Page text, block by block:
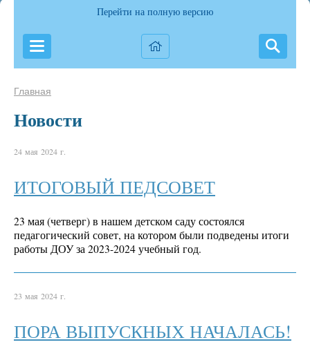
Перейти на полную версию
Главная
Новости
24 мая 2024 г.
ИТОГОВЫЙ ПЕДСОВЕТ
23 мая (четверг) в нашем детском саду состоялся
педагогический совет, на котором были подведены итоги
работы ДОУ за 2023-2024 учебный год.
23 мая 2024 г.
ПОРА ВЫПУСКНЫХ НАЧАЛАСЬ!